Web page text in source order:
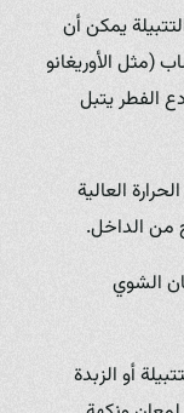
يمكن أن
(مثل الأوريغانو
الفطر يتبل
العالية
من الداخل.
الشوي
أو الزبدة